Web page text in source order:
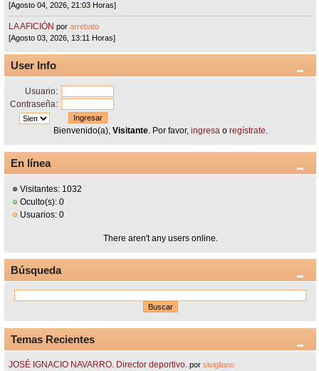
[Agosto 04, 2026, 21:03 Horas]
LA AFICIÓN porarrebato
[Agosto 03, 2026, 13:11 Horas]
User Info
Usuario:
Contraseña:
Bienvenido(a), Visitante. Por favor, ingresao regístrate.
En línea
Visitantes: 1032
Oculto(s): 0
Usuarios: 0
There aren't any users online.
Búsqueda
Temas Recientes
JOSÉ IGNACIO NAVARRO. Director deportivo. porsivigliano